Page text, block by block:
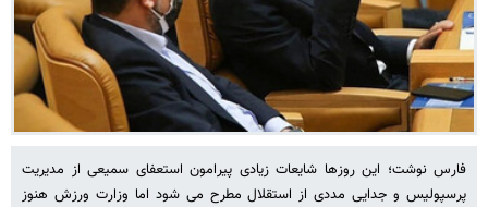
فارس نوشت؛ این روزها شایعات زیادی پیرامون استعفای سمیعی از مدیریت
پرسپولیس و جدایی مددی از استقلال مطرح می شود اما وزارت ورزش هنوز